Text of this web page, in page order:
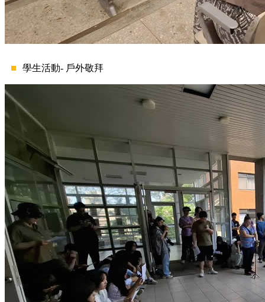
學生活動- 戶外敬拜